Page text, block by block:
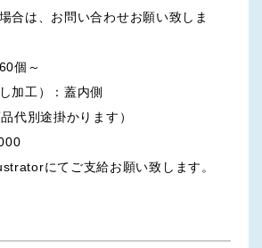
合は、お問い合わせお願い致しま
個～
加工）：蓋内側
代別途掛かります）
にてご支給お願い致します。